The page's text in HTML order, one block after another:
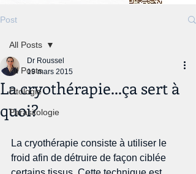
Post
All Posts
Otologie
Parasitologie
All Posts
La cryothérapie...ça sert à
quoi?
Dr Roussel
19 mars 2015
La cryothérapie consiste à utiliser le
froid afin de détruire de façon ciblée